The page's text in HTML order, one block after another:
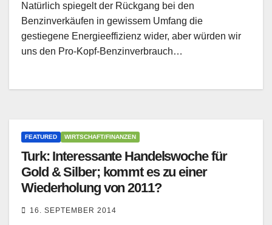
Natürlich spiegelt der Rückgang bei den
Benzinverkäufen in gewissem Umfang die
gestiegene Energieeffizienz wider, aber würden wir
uns den Pro-Kopf-Benzinverbrauch…
FEATURED WIRTSCHAFT/FINANZEN
Turk: Interessante Handelswoche für
Gold & Silber; kommt es zu einer
Wiederholung von 2011?
16. SEPTEMBER 2014